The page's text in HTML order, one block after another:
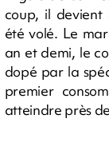
coup, il devient
été volé. Le
an et demi, le
dopé par la
premier
atteindre près